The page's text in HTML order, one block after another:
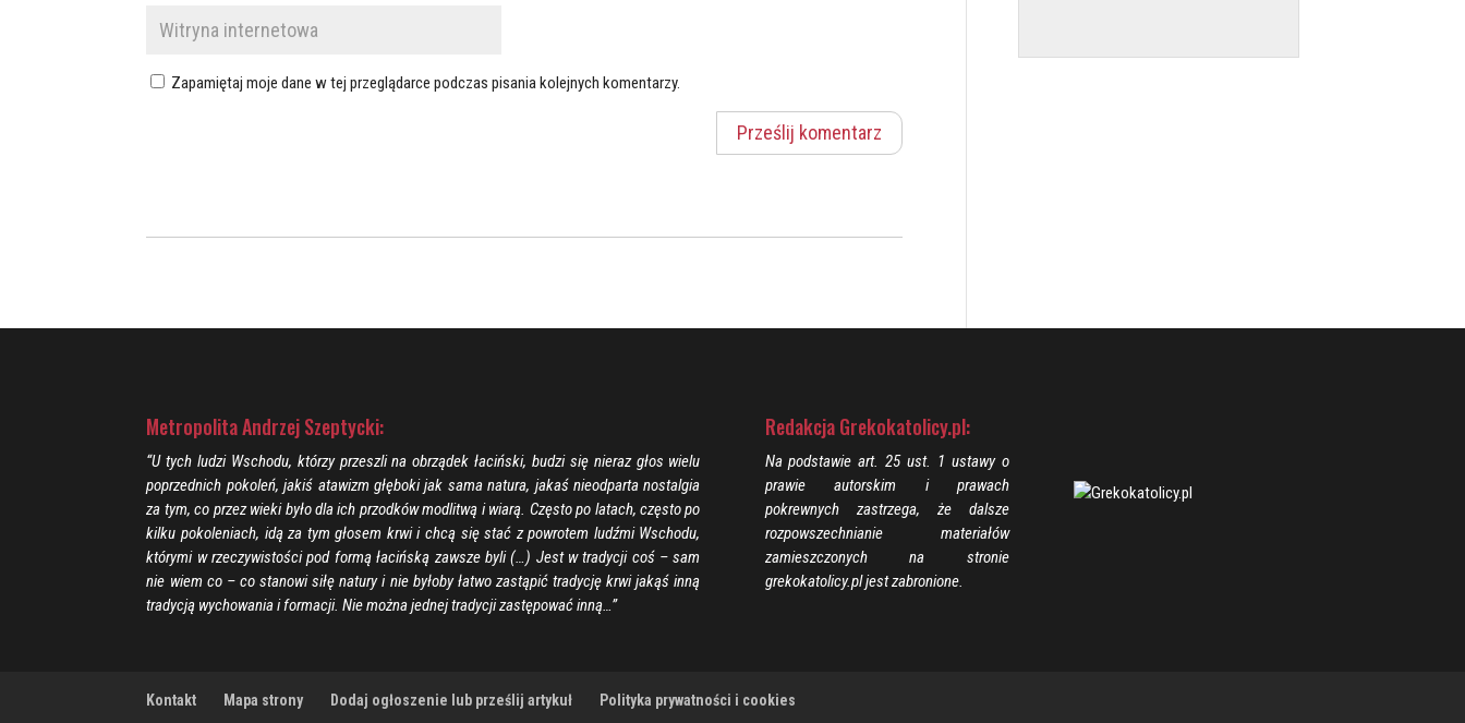
Zapamiętaj moje dane w tej przeglądarce podczas pisania kolejnych komentarzy.
Metropolita Andrzej Szeptycki:
“U tych ludzi Wschodu, którzy przeszli na obrządek łaciński, budzi się nieraz głos wielu
poprzednich pokoleń, jakiś atawizm głęboki jak sama natura, jakaś nieodparta nostalgia
za tym, co przez wieki było dla ich przodków modlitwą i wiarą. Często po latach, często po
kilku pokoleniach, idą za tym głosem krwi i chcą się stać z powrotem ludźmi Wschodu,
którymi w rzeczywistości pod formą łacińską zawsze byli (…) Jest w tradycji coś – sam
nie wiem co – co stanowi siłę natury i nie byłoby łatwo zastąpić tradycję krwi jakąś inną
tradycją wychowania i formacji. Nie można jednej tradycji zastępować inną…”
Redakcja Grekokatolicy.pl:
Na podstawie art. 25 ust. 1 ustawy o
prawie autorskim i prawach
pokrewnych zastrzega, że dalsze
rozpowszechnianie materiałów
zamieszczonych na stronie
grekokatolicy.pl jest zabronione.
Kontakt Mapa strony Dodaj ogłoszenie lub prześlij artykuł Polityka prywatności i cookies